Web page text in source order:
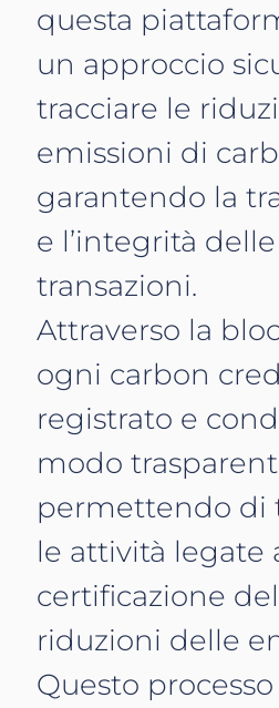
questa
un approccio
tracciare le
emissioni di
garantendo la
e l’integrità delle
transazioni.
Attraverso la
ogni carbon
registrato e
modo
permettendo di
le attività legate
certificazione
riduzioni delle
Questo processo